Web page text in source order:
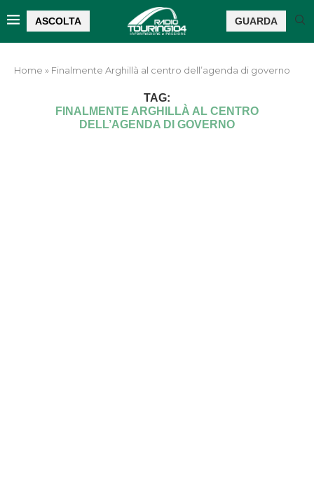
ASCOLTA GUARDA
Home » Finalmente Arghillà al centro dell’agenda di governo
TAG:
FINALMENTE ARGHILLÀ AL CENTRO
DELL’AGENDA DI GOVERNO